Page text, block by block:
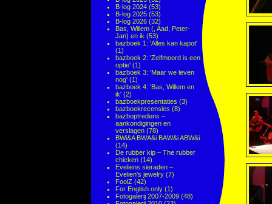
B-log 2024 (53)
B-log 2025 (53)
B-log 2026 (32)
Bas, Willem (, Aad, Peter-
Jan) en ik (53)
bazboek 1: 'Alles kan kapot'
(1)
bazboek 2: 'Zelfmoord is een
optie' (1)
bazboek 3: 'Maar we leven
nog' (1)
bazboek 4: 'Bas, Willem en
ik' (2)
bazboekpresentaties (3)
bazboekrecensies (8)
bazboptredens –
aankondigingen en
verslagen (78)
BWi&A BWA&i BAW&i ABW&i
(14)
De rubber kip – The rubber
chicken (14)
Eveliens sieraden –
Evelien's jewelry (7)
FoolZ (42)
For English only (1)
Fotogalerij 2007-2009 (48)